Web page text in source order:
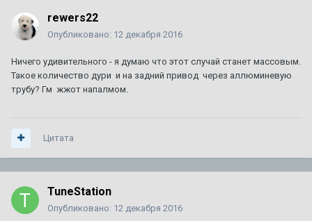
rewers22
Опубликовано: 12 декабря 2016
Ничего удивительного - я думаю что этот случай станет массовым.
Такое количество дури и на задний привод через аллюминевую
трубу? Гм жжот напалмом.
Цитата
TuneStation
Опубликовано: 12 декабря 2016